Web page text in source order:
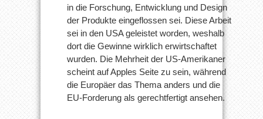
in die Forschung, Entwicklung und Design
der Produkte eingeflossen sei. Diese Arbeit
sei in den USA geleistet worden, weshalb
dort die Gewinne wirklich erwirtschaftet
wurden. Die Mehrheit der US-Amerikaner
scheint auf Apples Seite zu sein, während
die Europäer das Thema anders und die
EU-Forderung als gerechtfertigt ansehen.